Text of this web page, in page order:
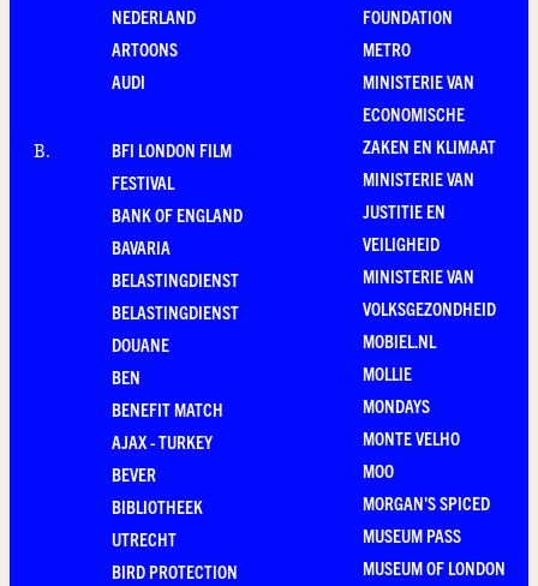
NEDERLAND
ARTOONS
AUDI
B.
BFI LONDON FILM
FESTIVAL
BANK OF ENGLAND
BAVARIA
BELASTINGDIENST
BELASTINGDIENST
DOUANE
BEN
BENEFIT MATCH
AJAX - TURKEY
BEVER
BIBLIOTHEEK
UTRECHT
BIRD PROTECTION
FOUNDATION
METRO
MINISTERIE VAN
ECONOMISCHE
ZAKEN EN KLIMAAT
MINISTERIE VAN
JUSTITIE EN
VEILIGHEID
MINISTERIE VAN
VOLKSGEZONDHEID
MOBIEL.NL
MOLLIE
MONDAYS
MONTE VELHO
MOO
MORGAN'S SPICED
MUSEUM PASS
MUSEUM OF LONDON